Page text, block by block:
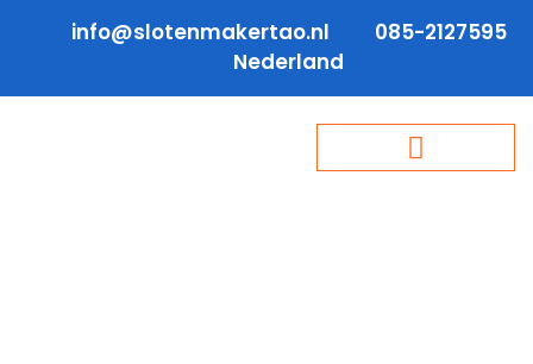
info@slotenmakertao.nl
085-2127595
Nederland